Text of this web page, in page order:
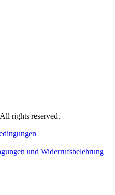
rights reserved.
und Widerrufsbelehrung